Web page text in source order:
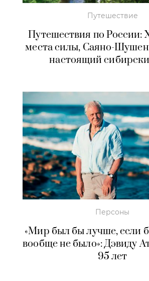
Путешествие
Путешествия по России:
места силы, Саяно-
настоящий
Персоны
«Мир был бы лучше, если
вообще не было»: Дэвиду
95 лет